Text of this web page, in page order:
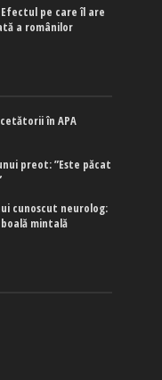
pe care îl are
a românilor
în APA
unui preot: ”Este păcat
cunoscut neurolog:
mintală